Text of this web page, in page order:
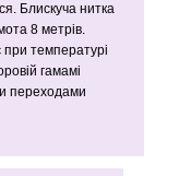
Блискуча нитка
8 метрів.
при температурі
гамамі
переходами